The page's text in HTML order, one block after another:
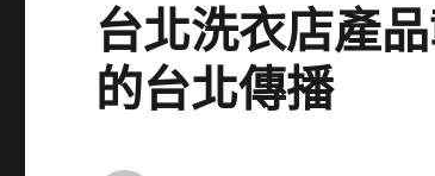
台北洗衣店產
的台北傳播